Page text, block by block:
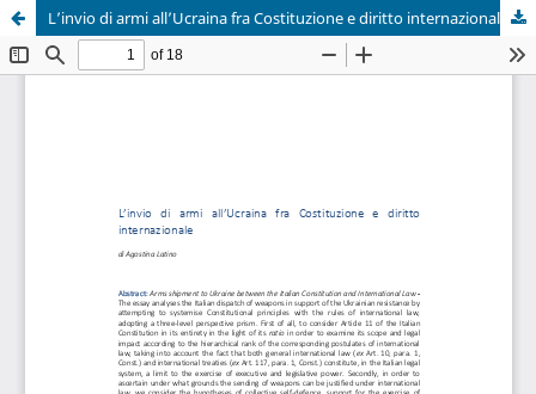
L’invio di armi all’Ucraina fra Costituzione e diritto internazionale